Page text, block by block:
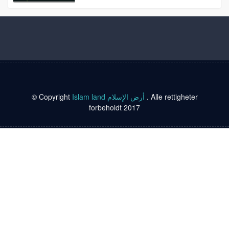
© Copyright
. Alle rettigheter
forbeholdt 2017